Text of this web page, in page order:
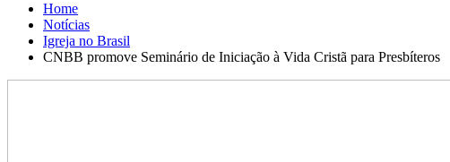
Home
Notícias
Igreja no Brasil
CNBB promove Seminário de Iniciação à Vida Cristã para Presbíteros